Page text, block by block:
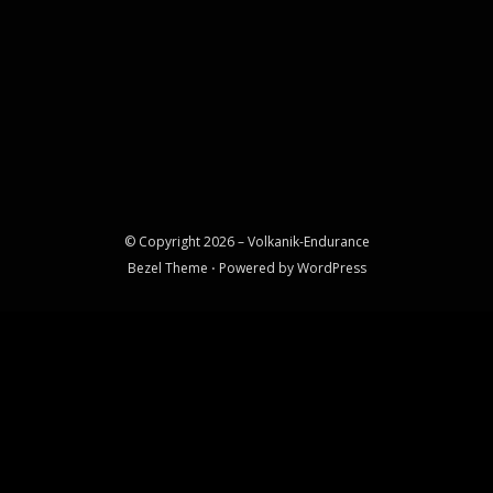
© Copyright 2026 –Volkanik-Endurance
Bezel Theme ⋅ Powered byWordPress